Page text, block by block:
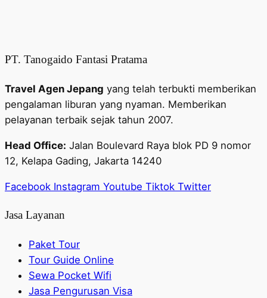
PT. Tanogaido Fantasi Pratama
Travel Agen Jepang yang telah terbukti memberikan
pengalaman liburan yang nyaman. Memberikan
pelayanan terbaik sejak tahun 2007.
Head Office: Jalan Boulevard Raya blok PD 9 nomor
12, Kelapa Gading, Jakarta 14240
Facebook Instagram Youtube Tiktok Twitter
Jasa Layanan
Paket Tour
Tour Guide Online
Sewa Pocket Wifi
Jasa Pengurusan Visa